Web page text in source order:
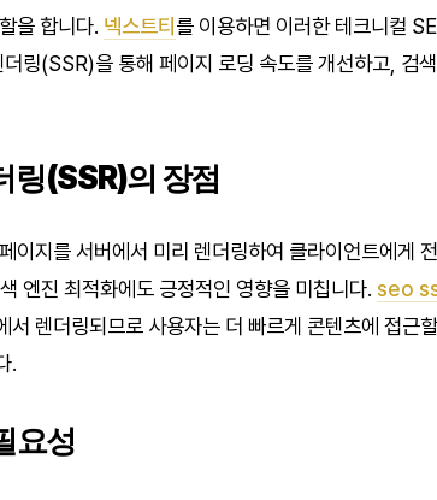
을 합니다. 넥스트티 를 이용하면 이러한 테크니컬
링(SSR)을 통해 페이지 로딩 속도를 개선하고, 검
링(SSR)의 장점
이지를 서버에서 미리 렌더링하여 클라이언트에게
엔진 최적화에도 긍정적인 영향을 미칩니다. seo
서 렌더링되므로 사용자는 더 빠르게 콘텐츠에 접근
.
요성